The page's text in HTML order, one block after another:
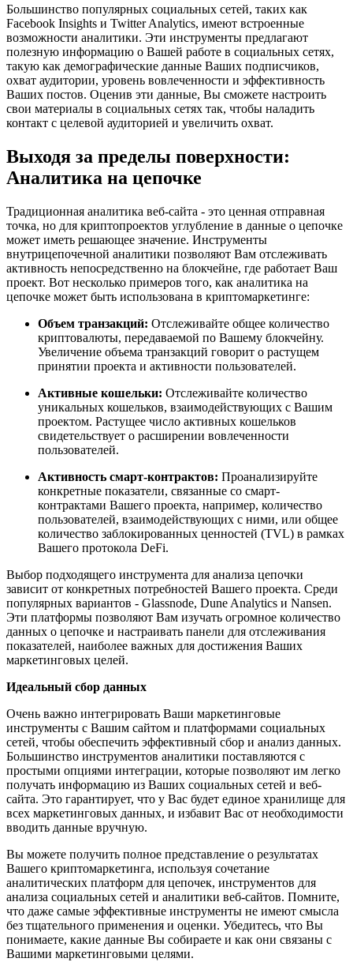
Большинство популярных социальных сетей, таких как
Facebook Insights и Twitter Analytics, имеют встроенные
возможности аналитики. Эти инструменты предлагают
полезную информацию о Вашей работе в социальных сетях,
такую как демографические данные Ваших подписчиков,
охват аудитории, уровень вовлеченности и эффективность
Ваших постов. Оценив эти данные, Вы сможете настроить
свои материалы в социальных сетях так, чтобы наладить
контакт с целевой аудиторией и увеличить охват.
Выходя за пределы поверхности:
Аналитика на цепочке
Традиционная аналитика веб-сайта - это ценная отправная
точка, но для криптопроектов углубление в данные о цепочке
может иметь решающее значение. Инструменты
внутрицепочечной аналитики позволяют Вам отслеживать
активность непосредственно на блокчейне, где работает Ваш
проект. Вот несколько примеров того, как аналитика на
цепочке может быть использована в криптомаркетинге:
Объем транзакций: Отслеживайте общее количество
криптовалюты, передаваемой по Вашему блокчейну.
Увеличение объема транзакций говорит о растущем
принятии проекта и активности пользователей.
Активные кошельки: Отслеживайте количество
уникальных кошельков, взаимодействующих с Вашим
проектом. Растущее число активных кошельков
свидетельствует о расширении вовлеченности
пользователей.
Активность смарт-контрактов: Проанализируйте
конкретные показатели, связанные со смарт-
контрактами Вашего проекта, например, количество
пользователей, взаимодействующих с ними, или общее
количество заблокированных ценностей (TVL) в рамках
Вашего протокола DeFi.
Выбор подходящего инструмента для анализа цепочки
зависит от конкретных потребностей Вашего проекта. Среди
популярных вариантов - Glassnode, Dune Analytics и Nansen.
Эти платформы позволяют Вам изучать огромное количество
данных о цепочке и настраивать панели для отслеживания
показателей, наиболее важных для достижения Ваших
маркетинговых целей.
Идеальный сбор данных
Очень важно интегрировать Ваши маркетинговые
инструменты с Вашим сайтом и платформами социальных
сетей, чтобы обеспечить эффективный сбор и анализ данных.
Большинство инструментов аналитики поставляются с
простыми опциями интеграции, которые позволяют им легко
получать информацию из Ваших социальных сетей и веб-
сайта. Это гарантирует, что у Вас будет единое хранилище для
всех маркетинговых данных, и избавит Вас от необходимости
вводить данные вручную.
Вы можете получить полное представление о результатах
Вашего криптомаркетинга, используя сочетание
аналитических платформ для цепочек, инструментов для
анализа социальных сетей и аналитики веб-сайтов. Помните,
что даже самые эффективные инструменты не имеют смысла
без тщательного применения и оценки. Убедитесь, что Вы
понимаете, какие данные Вы собираете и как они связаны с
Вашими маркетинговыми целями.